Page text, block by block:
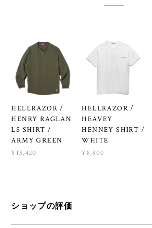
HELLRAZOR /
HENRY RAGLAN
LS SHIRT /
ARMY GREEN
¥13,420
HELLRAZOR /
HEAVEY
HENNEY SHIRT /
WHITE
¥8,800
ショップの評価